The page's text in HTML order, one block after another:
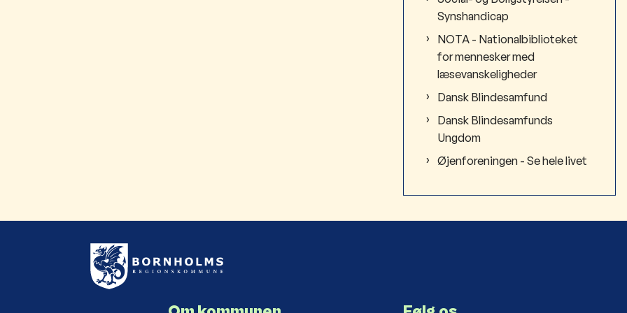
Synshandicap
NOTA - Nationalbiblioteket
for mennesker med
læsevanskeligheder
Dansk Blindesamfund
Dansk Blindesamfunds
Ungdom
Øjenforeningen - Se hele livet